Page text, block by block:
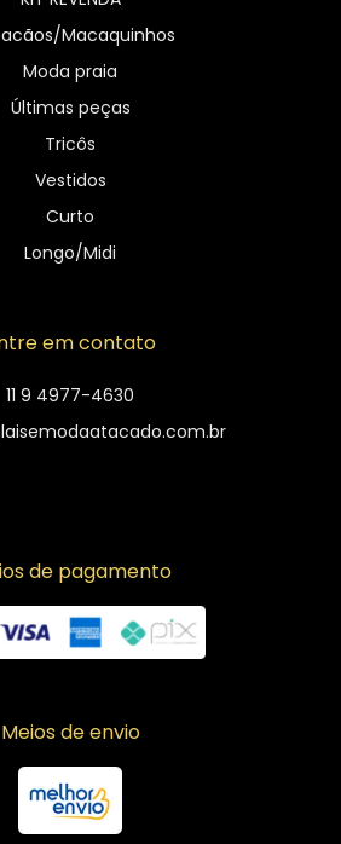
Macaquinhos
Moda praia
Últimas peças
Tricôs
Vestidos
Curto
Longo/Midi
em contato
11 9 4977-4630
de pagamento
Meios de envio